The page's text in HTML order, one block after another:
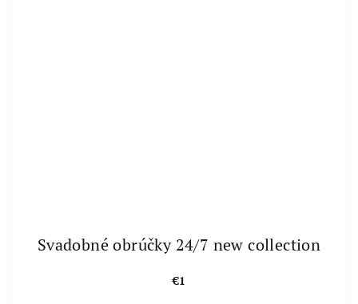
Svadobné obrúčky 24/7 new collection
€1